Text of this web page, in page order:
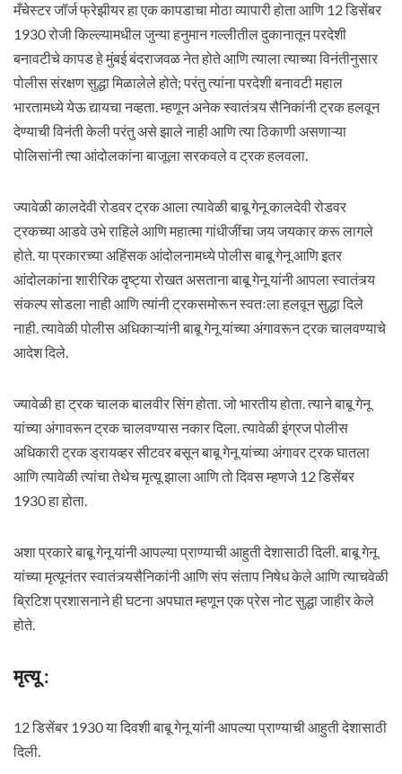
मँचेस्टर जॉर्ज फ्रेझीयर हा एक कापडाचा मोठा व्यापारी होता आणि 12 डिसेंबर
1930 रोजी किल्ल्यामधील जुन्या हनुमान गल्लीतील दुकानातून परदेशी
बनावटीचे कापड हे मुंबई बंदराजवळ नेत होते आणि त्याला त्याच्या विनंतीनुसार
पोलीस संरक्षण सुद्धा मिळालेले होते; परंतु त्यांना परदेशी बनावटी महाल
भारतामध्ये येऊ द्यायचा नव्हता. म्हणून अनेक स्वातंत्र्य सैनिकांनी ट्रक हलवून
देण्याची विनंती केली परंतु असे झाले नाही आणि त्या ठिकाणी असणाऱ्या
पोलिसांनी त्या आंदोलकांना बाजूला सरकवले व ट्रक हलवला.
ज्यावेळी कालदेवी रोडवर ट्रक आला त्यावेळी बाबू गेनू कालदेवी रोडवर
ट्रकच्या आडवे उभे राहिले आणि महात्मा गांधीजींचा जय जयकार करू लागले
होते. या प्रकारच्या अहिंसक आंदोलनामध्ये पोलीस बाबू गेनू आणि इतर
आंदोलकांना शारीरिक दृष्ट्या रोखत असताना बाबू गेनू यांनी आपला स्वातंत्र्य
संकल्प सोडला नाही आणि त्यांनी ट्रकसमोरून स्वतःला हलवून सुद्धा दिले
नाही. त्यावेळी पोलीस अधिकाऱ्यांनी बाबू गेनू यांच्या अंगावरून ट्रक चालवण्याचे
आदेश दिले.
ज्यावेळी हा ट्रक चालक बालवीर सिंग होता. जो भारतीय होता. त्याने बाबू गेनू
यांच्या अंगावरून ट्रक चालवण्यास नकार दिला. त्यावेळी इंग्रज पोलीस
अधिकारी ट्रक ड्रायव्हर सीटवर बसून बाबू गेनू यांच्या अंगावर ट्रक घातला
आणि त्यावेळी त्यांचा तेथेच मृत्यू झाला आणि तो दिवस म्हणजे 12 डिसेंबर
1930 हा होता.
अशा प्रकारे बाबू गेनू यांनी आपल्या प्राण्याची आहुती देशासाठी दिली. बाबू गेनू
यांच्या मृत्यूनंतर स्वातंत्र्यसैनिकांनी आणि संप संताप निषेध केले आणि त्याचवेळी
ब्रिटिश प्रशासनाने ही घटना अपघात म्हणून एक प्रेस नोट सुद्धा जाहीर केले
होते.
मृत्यू :
12 डिसेंबर 1930 या दिवशी बाबू गेनू यांनी आपल्या प्राण्याची आहुती देशासाठी
दिली.